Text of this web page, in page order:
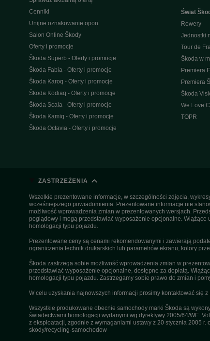
Cenniki
Unijne oznakowanie opon
Salon Online Škody
Oferty i promocje
Škoda Superb - Oferty i promocje
Škoda Fabia - Oferty i promocje
Škoda Karoq - Oferty i promocje
Škoda Kodiaq - Oferty i promocje
Škoda Scala - Oferty i promocje
Škoda Kamiq - Oferty i promocje
Škoda Octavia - Oferty i promocje
Świat
Rowery
Jednostki
Tour de
Škoda w
Premiera
Premiera
Škoda
We Love
TOPR
ZASTRZEŻENIA
Wszelkie prezentowane informacje, w szczególności zdjęcia,
wcześniejszego powiadomienia. Prezentowane informacje nie
możliwość wprowadzenia zmian w prezentowanych wersjach.
poglądowy i mogą przedstawiać wyposażenie opcjonalne.
homologacji typu pojazdu.
Prezentowane ceny są cenami rekomendowanymi i zawierają
ograniczenia technik drukarskich lub parametrów ekranu, kolory
Škoda zastrzega sobie możliwość wprowadzenia zmian w
przedstawiać wyposażenie opcjonalne, dostępne za dopłatą.
homologacji typu pojazdu. Zastrzegamy sobie prawo do zmian i
W celu uzyskania najnowszych informacji prosimy kontaktować się
Wszystkie produkowane obecnie samochody marki Škoda są
świadectwami homologacji wydanymi wg dyrektywy 2005/64/WE.
z eksploatacji, zgodnie z wymaganiami ustawy z 20 stycznia 2005
skody/recycling-samochodow